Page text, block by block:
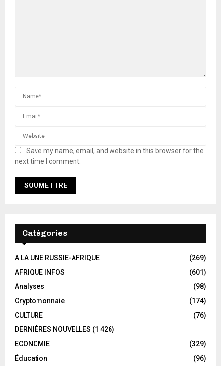
Save my name, email, and website in this browser for the
next time I comment.
Catégories
A LA UNE RUSSIE-AFRIQUE
(269)
AFRIQUE INFOS
(601)
Analyses
(98)
Cryptomonnaie
(174)
CULTURE
(76)
DERNIÈRES NOUVELLES (1 426)
ECONOMIE
(329)
Éducation
(96)